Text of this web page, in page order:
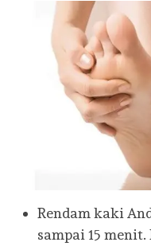
Rendam kaki
sampai 15